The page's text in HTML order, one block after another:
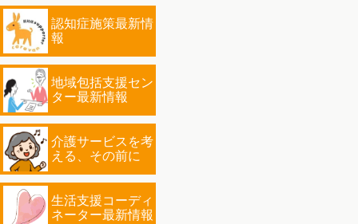
認知症施策最新情
報
地域包括支援セン
ター最新情報
介護サービスを考
える、その前に
生活支援コーディ
ネーター最新情報